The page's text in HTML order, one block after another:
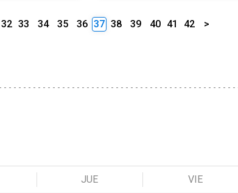
32 33 34 35 36 37 38 39 40 41 42 >
JUE VIE